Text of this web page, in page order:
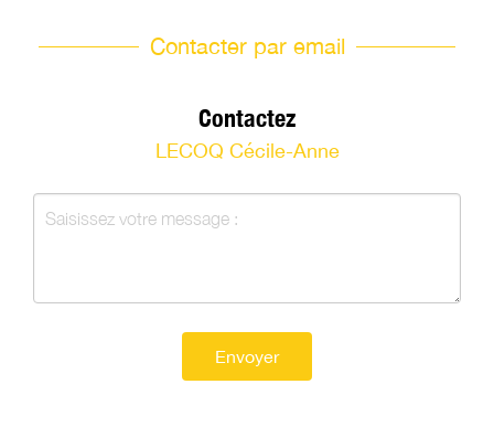
Contacter par email
Contactez
LECOQ Cécile-Anne
Envoyer